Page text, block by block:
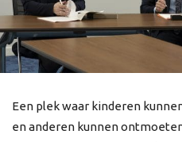
Een plek waar kinderen
en anderen kunnen